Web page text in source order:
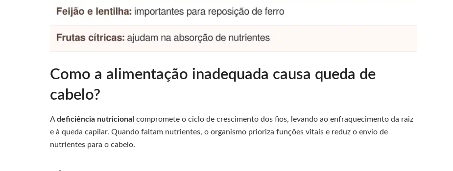
Como a alimentação inadequada causa queda de
cabelo?
Adeficiência nutricional compromete o ciclo de crescimento dos fios, levando ao enfraquecimento da raiz
e à queda capilar. Quando faltam nutrientes, o organismo prioriza funções vitais e reduz o envio de
nutrientes para o cabelo.